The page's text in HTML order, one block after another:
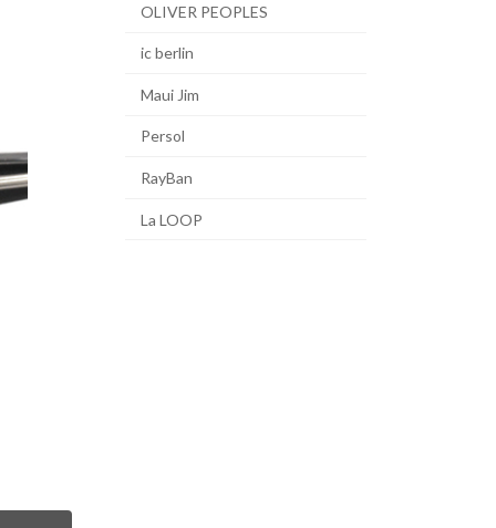
OLIVER PEOPLES
ic berlin
Maui Jim
Persol
RayBan
La LOOP